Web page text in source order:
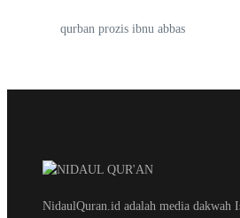
qurban prozis ibnu abbas
NidaulQuran.id adalah media dakwah